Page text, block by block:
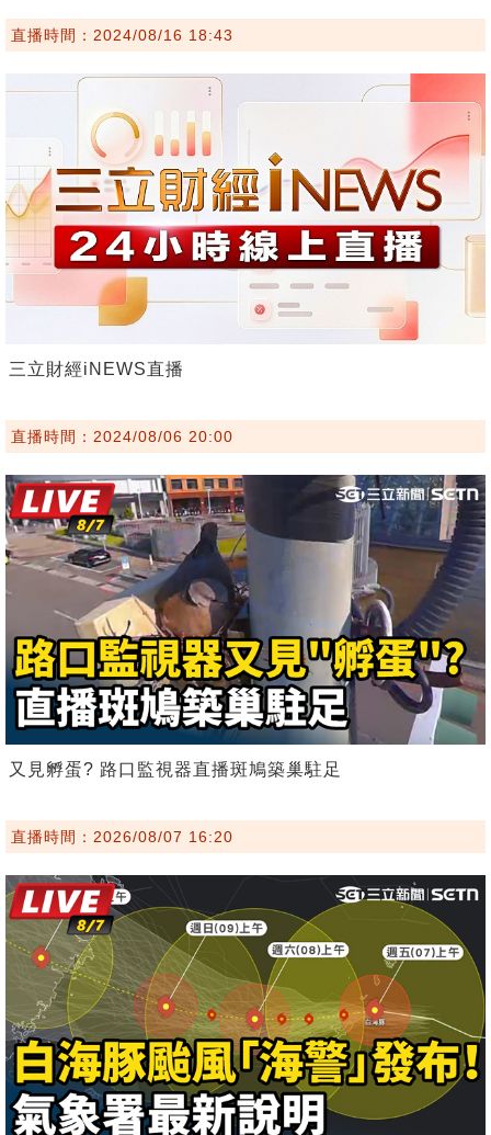
直播時間：2024/08/16 18:43
三立財經iNEWS直播
直播時間：2024/08/06 20:00
又見孵蛋? 路口監視器直播斑鳩築巢駐足
直播時間：2026/08/07 16:20